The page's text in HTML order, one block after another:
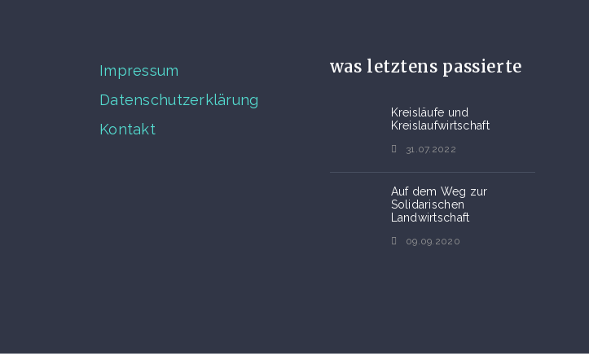
Impressum
Datenschutzerklärung
Kontakt
was letztens passierte
Kreisläufe und
Kreislaufwirtschaft
31.07.2022
Auf dem Weg zur
Solidarischen
Landwirtschaft
09.09.2020